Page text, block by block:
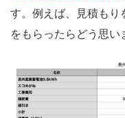
す。例えば、見積もり
をもらったらどう思い